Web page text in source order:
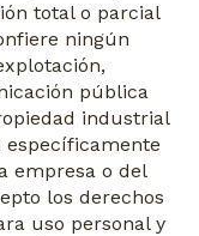
total o parcial
ningún
pública
industrial
específicamente
empresa o del
los derechos
uso personal y